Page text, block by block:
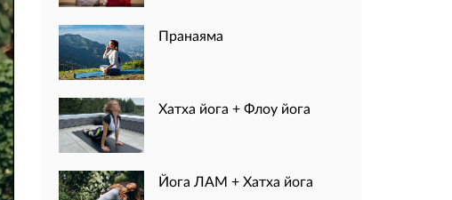
Пранаяма
Хатха йога + Флоу йога
Йога ЛАМ + Хатха йога